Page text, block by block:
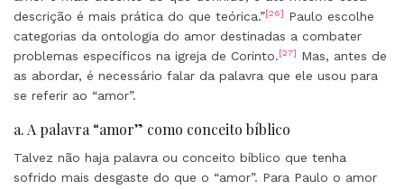
descrição é mais prática do que teórica.”[26] Paulo escolhe
categorias da ontologia do amor destinadas a combater
problemas específicos na igreja de Corinto.[27] Mas, antes de
as abordar, é necessário falar da palavra que ele usou para
se referir ao “amor”.
a. A palavra “amor” como conceito bíblico
Talvez não haja palavra ou conceito bíblico que tenha
sofrido mais desgaste do que o “amor”. Para Paulo o amor